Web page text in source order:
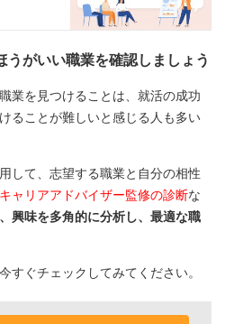
うがいい職業を確認しましょう
業を見つけることは、就活の成功
ることが難しいと感じる人も多い
して、志望する職業と自分の相性
キャリアアドバイザー監修の診断な
興味を多角的に分析し、最適な職
すぐチェックしてみてください。